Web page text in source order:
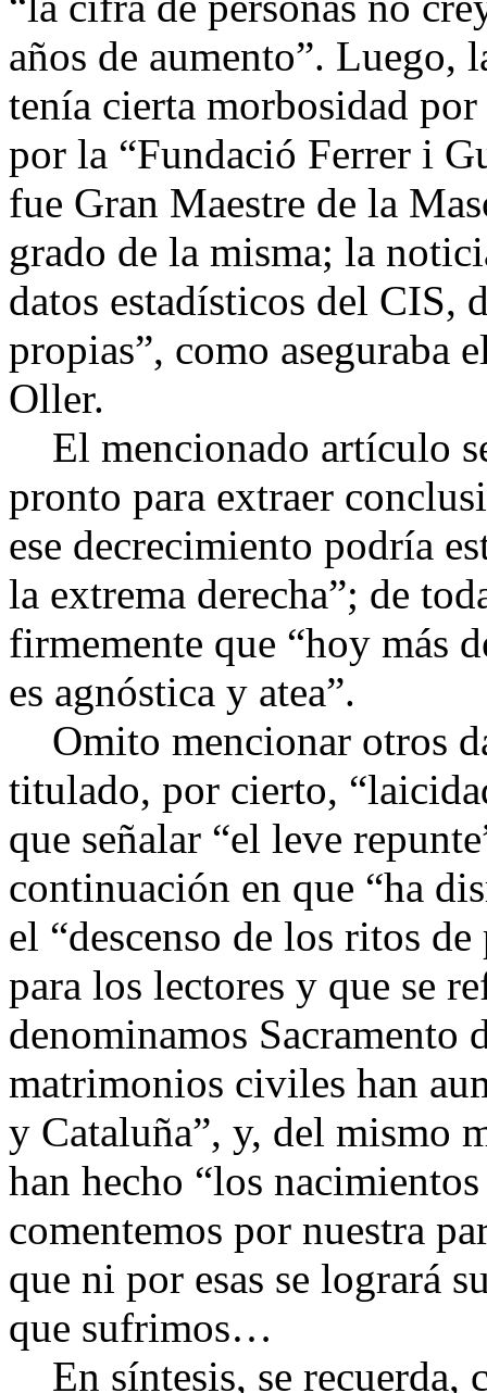
años de aumento”. Luego,
tenía cierta morbosidad
por la “Fundació Ferrer i
fue Gran Maestre de la
grado de la misma; la
datos estadísticos del CIS,
propias”, como aseguraba
Oller.
El mencionado artículo
pronto para extraer
ese decrecimiento podría
la extrema derecha”; de
firmemente que “hoy más
es agnóstica y atea”.
Omito mencionar otros
titulado, por cierto,
que señalar “el leve
continuación en que “ha
el “descenso de los ritos
para los lectores y que se
denominamos
matrimonios civiles han
y Cataluña”, y, del mismo
han hecho “los
comentemos por nuestra
que ni por esas se logrará
que sufrimos…
En síntesis, se recuerda,